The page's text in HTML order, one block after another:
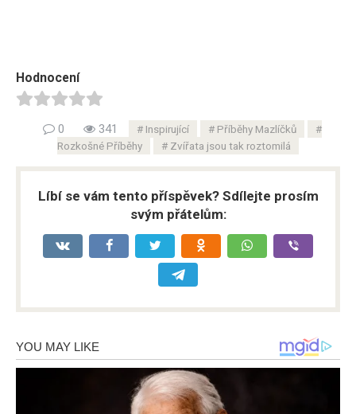
Hodnocení
0 341 Inspirující
Příběhy Mazlíčků
Rozkošné Příběhy
Zvířata jsou tak roztomilá
Líbí se vám tento příspěvek? Sdílejte prosím
svým přátelům: